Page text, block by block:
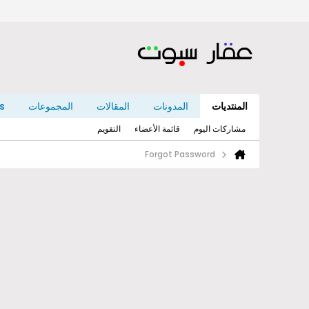
المنتديات المدونات المقالات المجموعات
مشاركات اليوم قائمة الأعضاء التقويم
Forgot Password